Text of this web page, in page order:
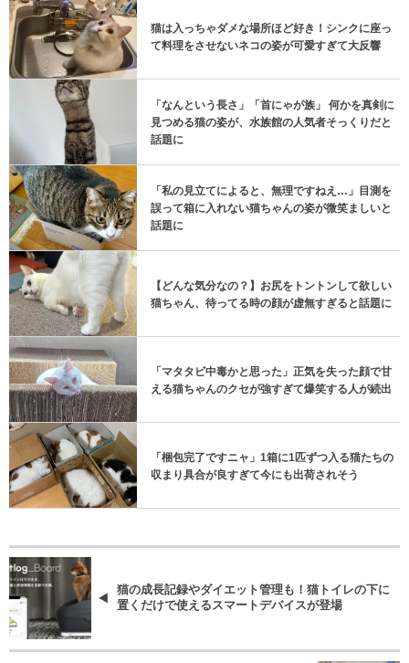
猫は入っちゃダメな場所ほど好き！シンクに座っ
て料理をさせないネコの姿が可愛すぎて大反響
「なんという長さ」「首にゃが族」 何かを真剣に
見つめる猫の姿が、水族館の人気者そっくりだと
話題に
「私の見立てによると、無理ですねえ…」目測を
誤って箱に入れない猫ちゃんの姿が微笑ましいと
話題に
【どんな気分なの？】お尻をトントンして欲しい
猫ちゃん、待ってる時の顔が虚無すぎると話題に
「マタタビ中毒かと思った」正気を失った顔で甘
える猫ちゃんのクセが強すぎて爆笑する人が続出
「梱包完了ですニャ」1箱に1匹ずつ入る猫たちの
収まり具合が良すぎて今にも出荷されそう
猫の成長記録やダイエット管理も！猫トイレの下に
置くだけで使えるスマートデバイスが登場